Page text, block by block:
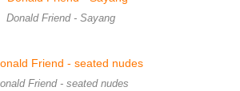
Donald Friend - Sayang
Friend - seated nudes